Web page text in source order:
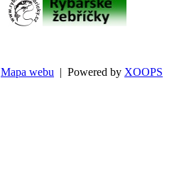
Mapa webu | Powered by XOOPS